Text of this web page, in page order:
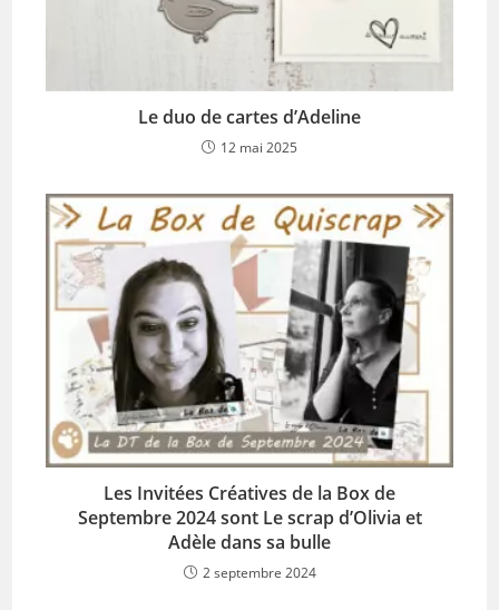
Le duo de cartes d’Adeline
12 mai 2025
Les Invitées Créatives de la Box de
Septembre 2024 sont Le scrap d’Olivia et
Adèle dans sa bulle
2 septembre 2024